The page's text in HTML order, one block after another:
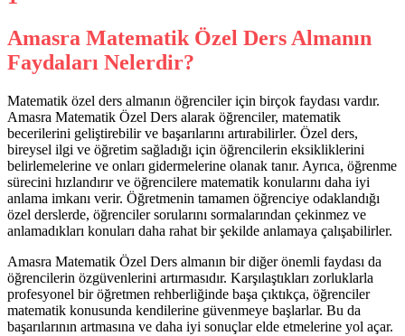
Amasra Matematik Özel Ders Almanın
Faydaları Nelerdir?
Matematik özel ders almanın öğrenciler için birçok faydası vardır.
Amasra Matematik Özel Ders alarak öğrenciler, matematik
becerilerini geliştirebilir ve başarılarını artırabilirler. Özel ders,
bireysel ilgi ve öğretim sağladığı için öğrencilerin eksikliklerini
belirlemelerine ve onları gidermelerine olanak tanır. Ayrıca, öğrenme
sürecini hızlandırır ve öğrencilere matematik konularını daha iyi
anlama imkanı verir. Öğretmenin tamamen öğrenciye odaklandığı
özel derslerde, öğrenciler sorularını sormalarından çekinmez ve
anlamadıkları konuları daha rahat bir şekilde anlamaya çalışabilirler.
Amasra Matematik Özel Ders almanın bir diğer önemli faydası da
öğrencilerin özgüvenlerini artırmasıdır. Karşılaştıkları zorluklarla
profesyonel bir öğretmen rehberliğinde başa çıktıkça, öğrenciler
matematik konusunda kendilerine güvenmeye başlarlar. Bu da
başarılarının artmasına ve daha iyi sonuçlar elde etmelerine yol açar.